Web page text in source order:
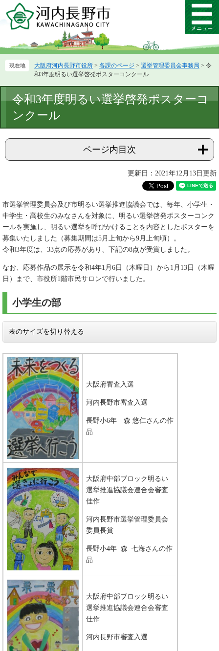
ー
先
ニ
を
て
メ
ニ
ー
大阪府河内長野市役所 > 各課のページ > 選挙管理委員会事務局 > 令
和3年度明るい選挙啓発ポスターコンクール
文
令和3年度明るい選挙啓発ポスターコ
ンクール
ページ内目次
更新日：2021年12月13日更新
市選挙管理委員会及び市明るい選挙推進協議会では、毎年、小学生・
中学生・高校生のみなさんを対象に、明るい選挙啓発ポスターコンク
ールを実施し、明るい選挙を呼びかけることを内容としたポスターを
募集いたしました（募集期間は5月上旬から9月上旬頃）。
令和3年度は、33点の応募があり、下記の8点が受賞しました。
なお、応募作品の展示を令和4年1月6日（木曜日）から1月13日（木曜
日）まで、市役所1階市民サロンで行いました。
小学生の部
表のサイズを切り替える
大阪府審査入選
河内長野市審査入選
長野小6年 森 悠仁さんの作
品
大阪府中部ブロック明るい
選挙推進協議会連合会審査
佳作
河内長野市選挙管理委員会
委員長賞
長野小4年 森 七海さんの作
品
大阪府中部ブロック明るい
選挙推進協議会連合会審査
佳作
河内長野市審査入選